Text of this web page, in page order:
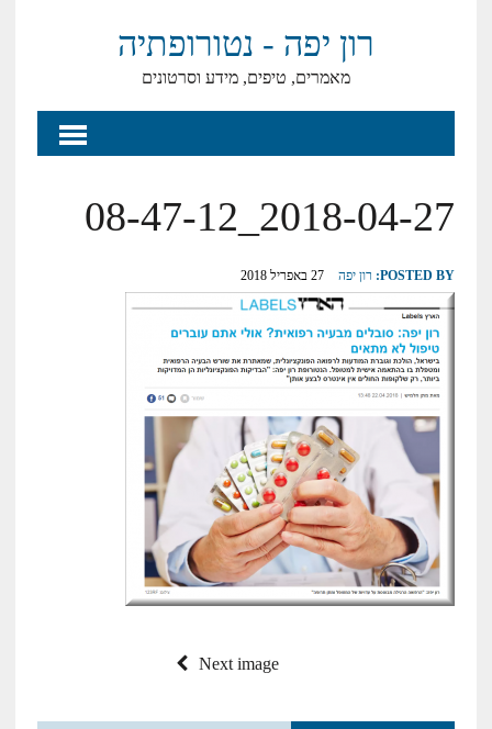
רון יפה - נטורופתיה
מאמרים, טיפים, מידע וסרטונים
2018-04-27_08-47-12
POSTED BY: רון יפה 27 באפריל 2018
Next image